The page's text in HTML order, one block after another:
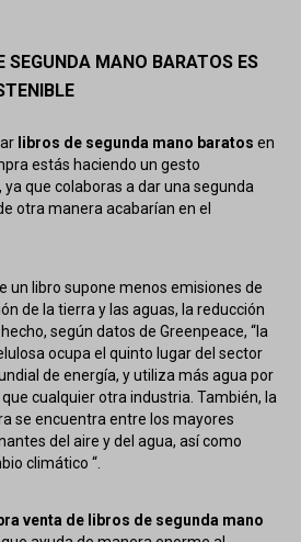
SEGUNDA MANO BARATOS ES
libros de segunda mano baratos en
estás haciendo un gesto
que colaboras a dar una segunda
otra manera acabarían en el
un libro supone menos emisiones de
de la tierra y las aguas, la reducción
según datos de Greenpeace, “la
ocupa el quinto lugar del sector
de energía, y utiliza más agua por
cualquier otra industria. También, la
se encuentra entre los mayores
del aire y del agua, así como
climático “.
venta de libros de segunda mano